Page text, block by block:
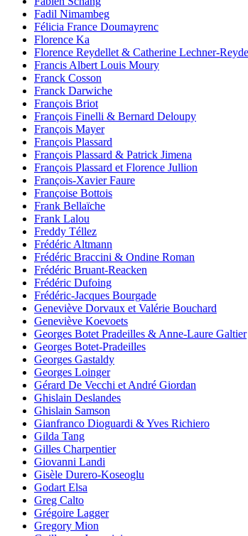
Fadil Nimambeg
Félicia France Doumayrenc
Florence Ka
Florence Reydellet & Catherine Lechner-
Francis Albert Louis Moury
Franck Cosson
Franck Darwiche
François Briot
François Finelli & Bernard Deloupy
François Mayer
François Plassard
François Plassard & Patrick Jimena
François Plassard et Florence Jullion
François-Xavier Faure
Françoise Bottois
Frank Bellaïche
Frank Lalou
Freddy Téllez
Frédéric Altmann
Frédéric Braccini & Ondine Roman
Frédéric Bruant-Reacken
Frédéric Dufoing
Frédéric-Jacques Bourgade
Geneviève Dorvaux et Valérie Bouchard
Geneviève Koevoets
Georges Botet Pradeilles & Anne-Laure Galtier
Georges Botet-Pradeilles
Georges Gastaldy
Georges Loinger
Gérard De Vecchi et André Giordan
Ghislain Deslandes
Ghislain Samson
Gianfranco Dioguardi & Yves Richiero
Gilda Tang
Gilles Charpentier
Giovanni Landi
Gisèle Durero-Koseoglu
Godart Elsa
Greg Calto
Grégoire Lagger
Gregory Mion